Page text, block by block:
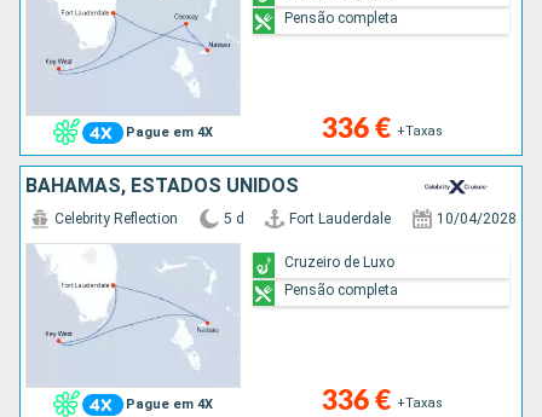
Pague em 4X 336 € +Taxas
Pensão completa
BAHAMAS, ESTADOS UNIDOS
Pague em 4X
Celebrity Reflection 5 d Fort Lauderdale 10/04/2028
336 € +Taxas
Cruzeiro de Luxo
Pensão completa